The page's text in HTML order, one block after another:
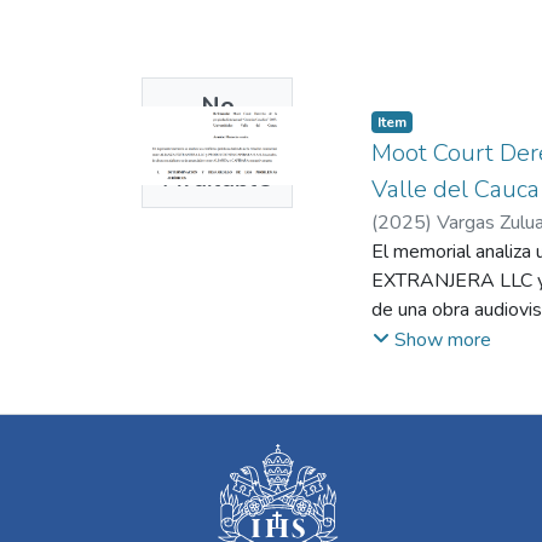
No
Thumbnail
Available
Item
Moot Court
Valle del Cauca
(2025) Vargas
El memorial
EXTRANJERA
de una obra
legislación
que la autonomía
responsabilidad.
ALIANZA. Esta
Show more